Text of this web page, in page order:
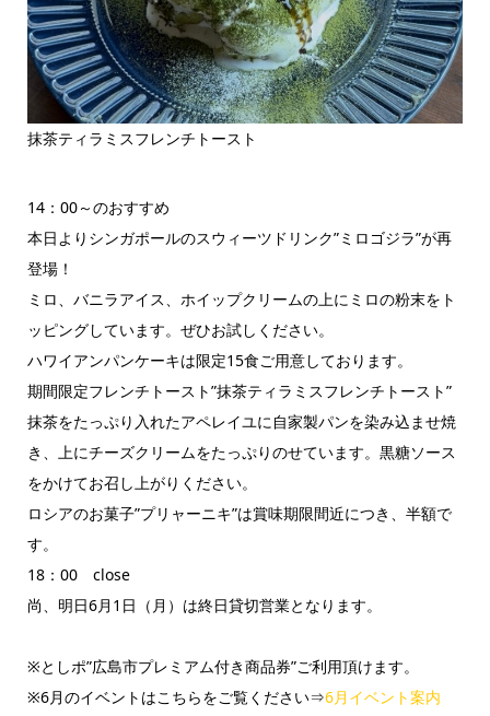
抹茶ティラミスフレンチトースト
14：00～のおすすめ
本日よりシンガポールのスウィーツドリンク”ミロゴジラ”が再
登場！
ミロ、バニラアイス、ホイップクリームの上にミロの粉末をト
ッピングしています。ぜひお試しください。
ハワイアンパンケーキは限定15食ご用意しております。
期間限定フレンチトースト”抹茶ティラミスフレンチトースト”
抹茶をたっぷり入れたアペレイユに自家製パンを染み込ませ焼
き、上にチーズクリームをたっぷりのせています。黒糖ソース
をかけてお召し上がりください。
ロシアのお菓子”プリャーニキ”は賞味期限間近につき、半額で
す。
18：00 close
尚、明日6月1日（月）は終日貸切営業となります。
※としポ”広島市プレミアム付き商品券”ご利用頂けます。
※6月のイベントはこちらをご覧ください⇒6月イベント案内